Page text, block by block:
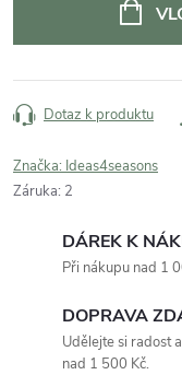
Dotaz k produktu
Značka: Ideas4seasons
Záruka: 2
DÁREK K
Při nákupu nad 1
DOPRAVA
Udělejte si radost
nad 1 500 Kč.